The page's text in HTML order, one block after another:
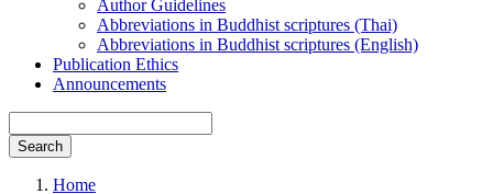
Author Guidelines
Abbreviations in Buddhist scriptures (Thai)
Abbreviations in Buddhist scriptures (English)
Publication Ethics
Announcements
Search
Home